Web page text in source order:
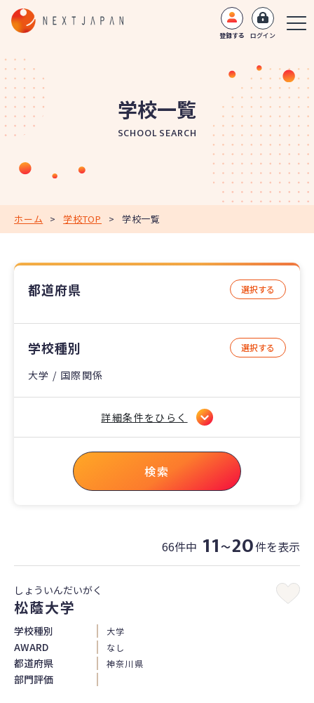
登録する ログイン
学校一覧
SCHOOL SEARCH
ホーム > 学校TOP > 学校一覧
都道府県 選択する
学校種別 選択する
大学 / 国際関係
詳細条件をひらく
検索
66件中 11 〜20件を表示
しょういんだいがく
松蔭大学
学校種別 大学
AWARD なし
都道府県 神奈川県
部門評価